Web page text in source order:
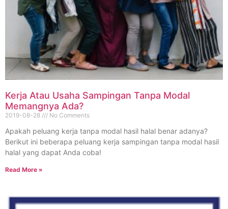
Kerja Atau Usaha Sampingan Tanpa Modal
Memangnya Ada?
2019-08-28 No Comments
Apakah peluang kerja tanpa modal hasil halal benar adanya?
Berikut ini beberapa peluang kerja sampingan tanpa modal hasil
halal yang dapat Anda coba!
Read More »